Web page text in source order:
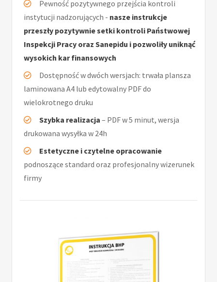
Pewność pozytywnego przejścia kontroli
instytucji nadzorujących - nasze instrukcje
przeszły pozytywnie setki kontroli Państwowej
Inspekcji Pracy oraz Sanepidu i pozwoliły uniknąć
wysokich kar finansowych
Dostępność w dwóch wersjach: trwała plansza
laminowana A4 lub edytowalny PDF do
wielokrotnego druku
Szybka realizacja – PDF w 5 minut, wersja
drukowana wysyłka w 24h
Estetyczne i czytelne opracowanie
podnoszące standard oraz profesjonalny wizerunek
firmy